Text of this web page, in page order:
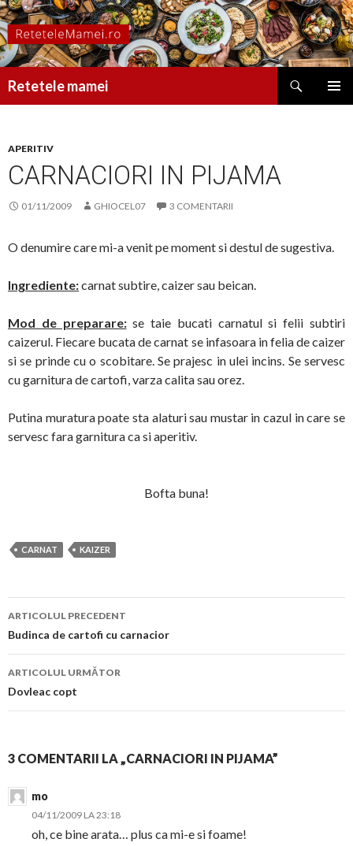
Retetele mamei
APERITIV
CARNACIORI IN PIJAMA
01/11/2009 GHIOCEL07 3 COMENTARII
O denumire care mi-a venit pe moment si destul de sugestiva.
Ingrediente:carnat subtire, caizer sau beican.
Mod de preparare:se taie bucati carnatul si felii subtiri
caizerul. Fiecare bucata de carnat se infasoara in felia de caizer
si se prinde cu o scobitare. Se prajesc in ulei incins. Se servesc
cu garnitura de cartofi, varza calita sau orez.
Putina muratura poate sta alaturi sau mustar in cazul in care se
servesc fara garnitura ca si aperitiv.
Bofta buna!
CARNAT KAIZER
Navigare
în
articol
ARTICOLUL PRECEDENT
Budinca de cartofi cu carnacior
ARTICOLUL URMĂTOR
Dovleac copt
3 COMENTARII LA „CARNACIORI IN PIJAMA”
mo
04/11/2009 LA 23:18
oh, ce bine arata… plus ca mi-e si foame!